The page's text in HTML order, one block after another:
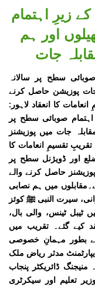
زیرِ اہتمام
اور ہم
جات
سطح پر سالانہ
پوزیشن حاصل کرنے
کا انعقاد لاہور:
صوبائی سطح پر
جات میں پوزیشنز
تقسیمِ انعامات کا
اور ڈویژنل سطح پر
حاصل کرنے والے
میں ہم نصابی
سیرت النبی ﷺ کوئز
ٹیبل ٹینس، والی بال،
کیے گئے۔ تقریب میں
نے بطور مہمانِ خصوصی
مدثر ریاض ملک
ڈائریکٹر پنجاب
تعلیم اور سیکرٹری